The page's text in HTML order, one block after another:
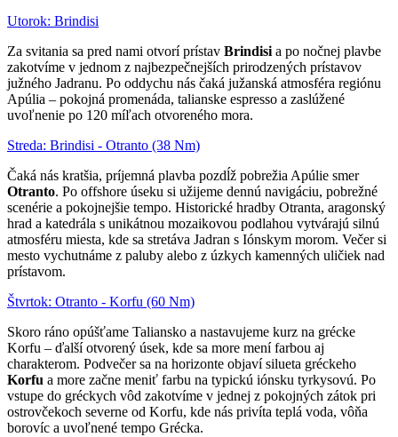
Utorok: Brindisi
Za svitania sa pred nami otvorí prístav Brindisi a po nočnej plavbe
zakotvíme v jednom z najbezpečnejších prirodzených prístavov
južného Jadranu. Po oddychu nás čaká južanská atmosféra regiónu
Apúlia – pokojná promenáda, talianske espresso a zaslúžené
uvoľnenie po 120 míľach otvoreného mora.
Streda: Brindisi - Otranto (38 Nm)
Čaká nás kratšia, príjemná plavba pozdĺž pobrežia Apúlie smer
Otranto. Po offshore úseku si užijeme dennú navigáciu, pobrežné
scenérie a pokojnejšie tempo. Historické hradby Otranta, aragonský
hrad a katedrála s unikátnou mozaikovou podlahou vytvárajú silnú
atmosféru miesta, kde sa stretáva Jadran s Iónskym morom. Večer si
mesto vychutnáme z paluby alebo z úzkych kamenných uličiek nad
prístavom.
Štvrtok: Otranto - Korfu (60 Nm)
Skoro ráno opúšťame Taliansko a nastavujeme kurz na grécke
Korfu – ďalší otvorený úsek, kde sa more mení farbou aj
charakterom. Podvečer sa na horizonte objaví silueta gréckeho
Korfu a more začne meniť farbu na typickú iónsku tyrkysovú. Po
vstupe do gréckych vôd zakotvíme v jednej z pokojných zátok pri
ostrovčekoch severne od Korfu, kde nás privíta teplá voda, vôňa
borovíc a uvoľnené tempo Grécka.